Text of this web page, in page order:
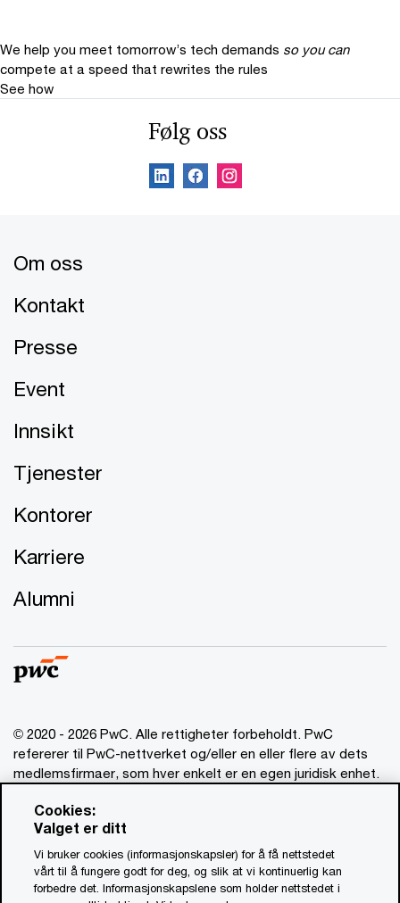
We help you meet tomorrow’s tech demands so you can
compete at a speed that rewrites the rules
See how
Følg oss
Om oss
Kontakt
Presse
Event
Innsikt
Tjenester
Kontorer
Karriere
Alumni
© 2020 - 2026 PwC. Alle rettigheter forbeholdt. PwC
refererer til PwC-nettverket og/eller en eller flere av dets
medlemsfirmaer, som hver enkelt er en egen juridisk enhet.
Ansvarsbegrensning
Om utgiver
Standardvilkår
Cookies:
Valget er ditt
Vi bruker cookies (informasjonskapsler) for å få nettstedet
vårt til å fungere godt for deg, og slik at vi kontinuerlig kan
forbedre det. Informasjonskapslene som holder nettstedet i